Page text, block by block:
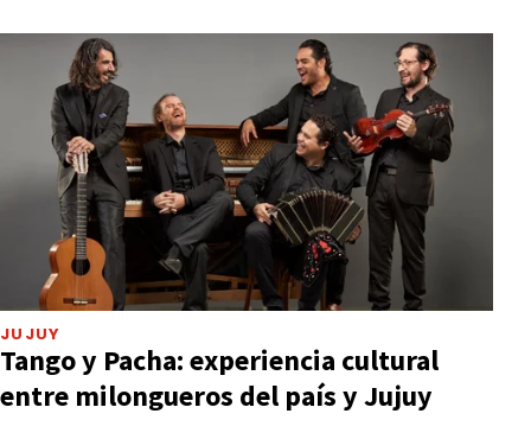
JUJUY
Tango y Pacha: experiencia cultural
entre milongueros del país y Jujuy